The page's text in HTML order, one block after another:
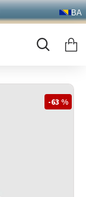
BA
-63 %